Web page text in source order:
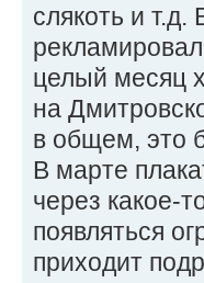
слякоть и
целый месяц
на
в общем, это
В марте
через какое-
появляться
приходит